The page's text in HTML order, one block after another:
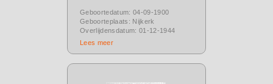
Geboortedatum: 04-09-1900
Geboorteplaats: Nijkerk
Overlijdensdatum: 01-12-1944
Lees meer